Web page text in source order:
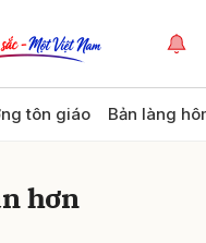
tôn giáo Bản làng
hơn